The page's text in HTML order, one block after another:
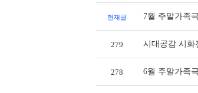
현재글 7월 주말가족
279 시대공감 시화
278 6월 주말가족